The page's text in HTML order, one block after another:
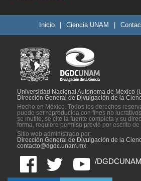
Inicio Ciencia UNAM
Universidad Nacional Autónoma de México
Dirección General de Divulgación de la
Hecho en México. Todos los derechos
puede ser reproducida con fines no
se mutile, se cite la fuente completa y su
forma, requiere permiso previo por escrito de
Sitio web administrado por:
Dirección General de Divulgación de la
contacto@dgdc.unam.mx
/DGDCUNAM